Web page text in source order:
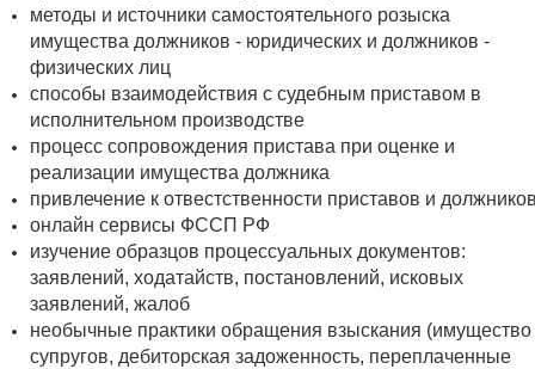
методы и источники самостоятельного розыска
имущества должников - юридических и должников -
физических лиц
способы взаимодействия с судебным приставом в
исполнительном производстве
процесс сопровождения пристава при оценке и
реализации имущества должника
привлечение к отвестственности приставов и
онлайн сервисы ФССП РФ
изучение образцов процессуальных документов:
заявлений, ходатайств, постановлений, исковых
заявлений, жалоб
необычные практики обращения взыскания (имущество
супругов, дебиторская задоженность, переплаченные